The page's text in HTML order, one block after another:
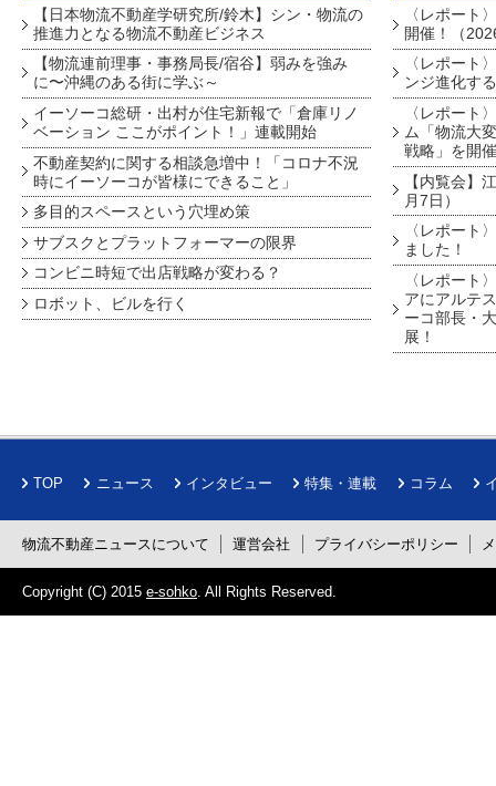
【日本物流不動産学研究所/鈴木】シン・物流の
推進力となる物流不動産ビジネス
【物流連前理事・事務局長/宿谷】弱みを強み
に〜沖縄のある街に学ぶ～
イーソーコ総研・出村が住宅新報で「倉庫リノ
ベーション ここがポイント！」連載開始
不動産契約に関する相談急増中！「コロナ不況
時にイーソーコが皆様にできること」
多目的スペースという穴埋め策
サブスクとプラットフォーマーの限界
コンビニ時短で出店戦略が変わる？
ロボット、ビルを行く
〈レポート
開催！（
〈レポート
ンジ進化す
〈レポート
ム「物流大
戦略」を開
【内覧会】
月7日）
〈レポート
ました！
〈レポート
アにアルテ
ーコ部長・
展！
TOP ニュース インタビュー 特集・連載 コラム
物流不動産ニュースについて 運営会社 プライバシーポリシー
Copyright (C) 2015 e-sohko . All Rights Reserved.